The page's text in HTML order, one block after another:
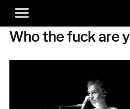
Who the fuck are